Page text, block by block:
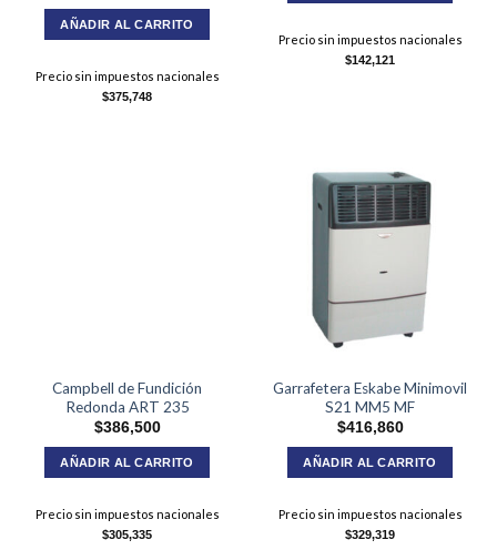
AÑADIR AL CARRITO
Precio sin impuestos nacionales
$375,748
Precio sin impuestos nacionales
$142,121
Campbell de Fundición
Redonda ART 235
$386,500
AÑADIR AL CARRITO
Precio sin impuestos nacionales
$305,335
Garrafetera Eskabe Minimovil
S21 MM5 MF
$416,860
AÑADIR AL CARRITO
Precio sin impuestos nacionales
$329,319